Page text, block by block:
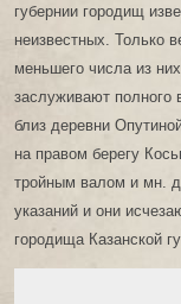
губернии городищ
неизвестных. Только
меньшего числа из
заслуживают полного
близ деревни
на правом берегу
тройным валом и мн.
указаний и они
городища Казанской